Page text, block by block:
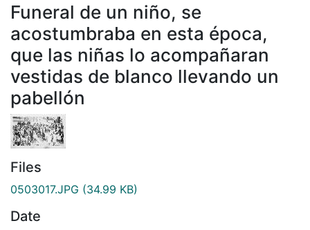
Funeral de un niño, se
acostumbraba en esta época,
que las niñas lo acompañaran
vestidas de blanco llevando un
pabellón
Files
0503017.JPG (34.99 KB)
Date